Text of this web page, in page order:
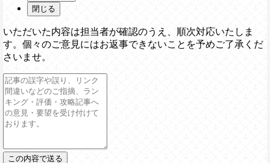
閉じる
いただいた内容は担当者が確認のうえ、順次対応いたしま
す。個々のご意見にはお返事できないことを予めご了承くだ
さいませ。